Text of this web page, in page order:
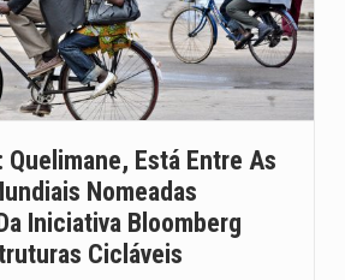
Segundo as autoridades canadianas, mais de 200 incêndios florestais continuam…
De acordo com as autoridades de saúde da Faixa de…
Quelimane, Está Entre As
Nomeadas
Iniciativa Bloomberg
Cicláveis